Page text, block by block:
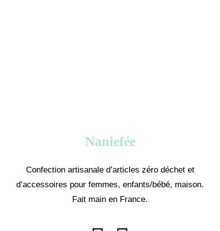
Naniefée
Confection artisanale d’articles zéro déchet et
d’accessoires pour femmes, enfants/bébé, maison.
Fait main en France.